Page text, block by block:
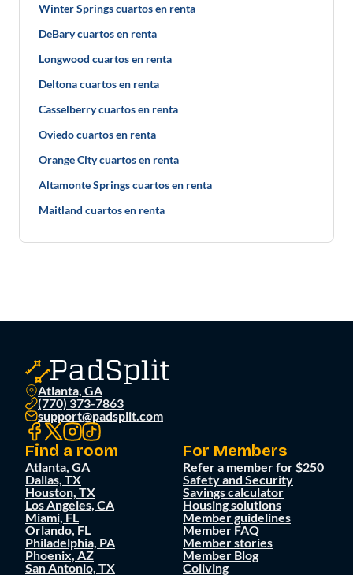
Winter Springs cuartos en renta
DeBary cuartos en renta
Longwood cuartos en renta
Deltona cuartos en renta
Casselberry cuartos en renta
Oviedo cuartos en renta
Orange City cuartos en renta
Altamonte Springs cuartos en renta
Maitland cuartos en renta
Atlanta, GA
(770) 373-7863
support@padsplit.com
Find a room
Atlanta, GA
Dallas, TX
Houston, TX
Los Angeles, CA
Miami, FL
Orlando, FL
Philadelphia, PA
Phoenix, AZ
San Antonio, TX
For Members
Refer a member for $250
Safety and Security
Savings calculator
Housing solutions
Member guidelines
Member FAQ
Member stories
Member Blog
Coliving